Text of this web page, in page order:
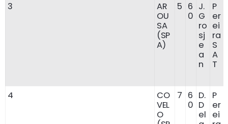
3
AR
OU
SA
(SP
A)
5 6
0
J.
G
ro
sj
e
a
n
P
er
ei
ra
S
A
T
4
CO
VEL
O
7 6
0
D.
D
el
P
er
ei